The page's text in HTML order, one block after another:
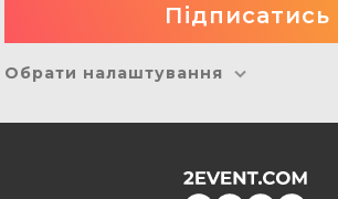
Обрати налаштування